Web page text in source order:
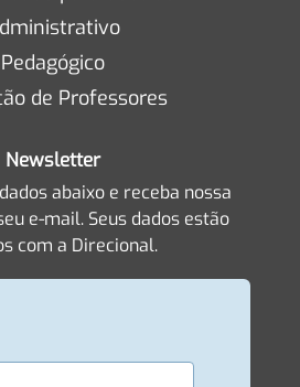
Pedagógico
de Professores
Newsletter
abaixo e receba nossa
e-mail. Seus dados estão
com a Direcional.